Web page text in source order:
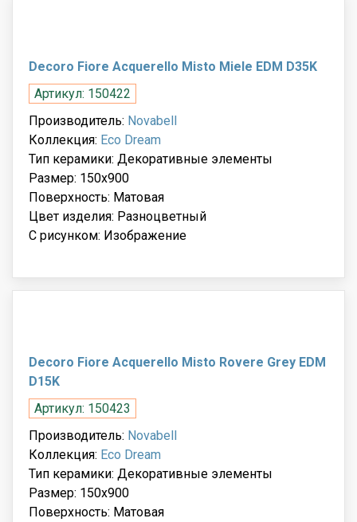
Decoro Fiore Acquerello Misto Miele EDM D35K
Артикул: 150422
Производитель: Novabell
Коллекция: Eco Dream
Тип керамики: Декоративные элементы
Размер: 150x900
Поверхность: Матовая
Цвет изделия: Разноцветный
С рисунком: Изображение
Decoro Fiore Acquerello Misto Rovere Grey EDM
D15K
Артикул: 150423
Производитель: Novabell
Коллекция: Eco Dream
Тип керамики: Декоративные элементы
Размер: 150x900
Поверхность: Матовая